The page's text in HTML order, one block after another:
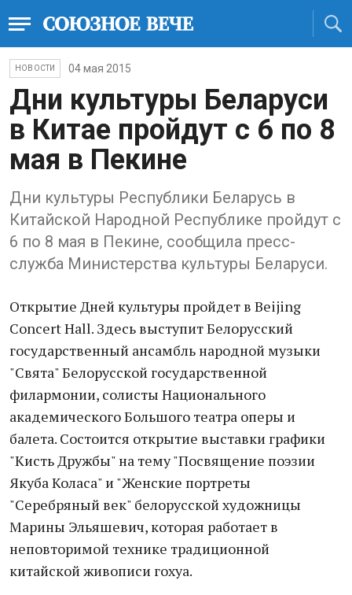
НОВОСТИ 04 мая 2015
Дни культуры Беларуси
в Китае пройдут с 6 по 8
мая в Пекине
Дни культуры Республики Беларусь в
Китайской Народной Республике пройдут с
6 по 8 мая в Пекине, сообщила пресс-
служба Министерства культуры Беларуси.
Открытие Дней культуры пройдет в Beijing
Concert Hall. Здесь выступит Белорусский
государственный ансамбль народной музыки
"Свята" Белорусской государственной
филармонии, солисты Национального
академического Большого театра оперы и
балета. Состоится открытие выставки графики
"Кисть Дружбы" на тему "Посвящение поэзии
Якуба Коласа" и "Женские портреты
"Серебряный век" белорусской художницы
Марины Эльяшевич, которая работает в
неповторимой технике традиционной
китайской живописи гохуа.